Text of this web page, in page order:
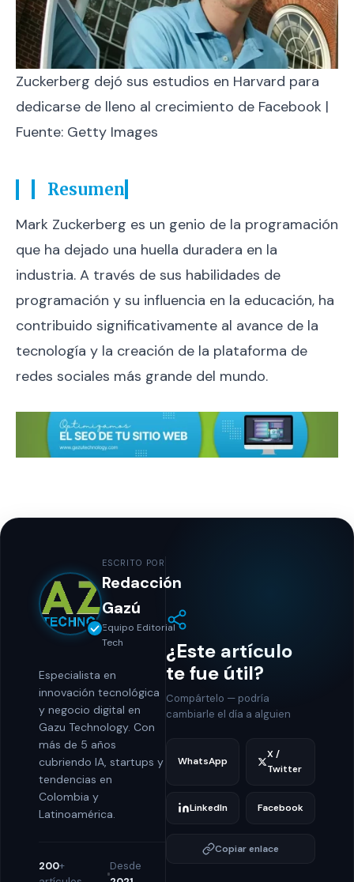
Zuckerberg dejó sus estudios en Harvard para
dedicarse de lleno al crecimiento de Facebook |
Fuente: Getty Images
Resumen
Mark Zuckerberg es un genio de la programación
que ha dejado una huella duradera en la
industria. A través de sus habilidades de
programación y su influencia en la educación, ha
contribuido significativamente al avance de la
tecnología y la creación de la plataforma de
redes sociales más grande del mundo.
ESCRITO POR
Redacción
Gazú
Equipo Editorial
Tech
Especialista en
innovación tecnológica
y negocio digital en
Gazu Technology. Con
más de 5 años
cubriendo IA, startups y
tendencias en
Colombia y
Latinoamérica.
200+
Desde
¿Este artículo
te fue útil?
Compártelo — podría
cambiarle el día a alguien
WhatsApp
X /
Twitter
LinkedIn Facebook
Copiar enlace